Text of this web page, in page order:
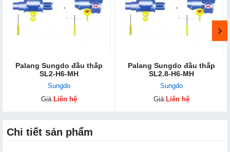
Palang Sungdo đầ​u thấp
SL2-H6-MH
Sungdo
Giá: Liên hệ
Palang Sungdo đầu thấp
SL2.8-H6-MH
Sungdo
Giá: Liên hệ
Chi tiết sản phẩm